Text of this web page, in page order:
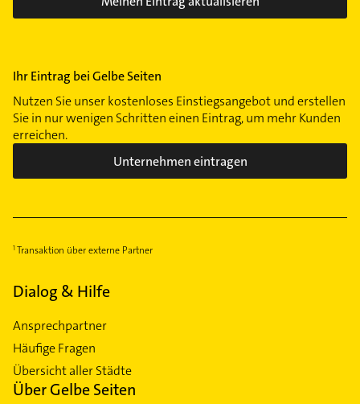
Ihr Eintrag bei Gelbe Seiten
Nutzen Sie unser kostenloses Einstiegsangebot und erstellen
Sie in nur wenigen Schritten einen Eintrag, um mehr Kunden
erreichen.
Unternehmen eintragen
Transaktion über externe Partner
Dialog & Hilfe
Ansprechpartner
Häufige Fragen
Übersicht aller Städte
Über Gelbe Seiten